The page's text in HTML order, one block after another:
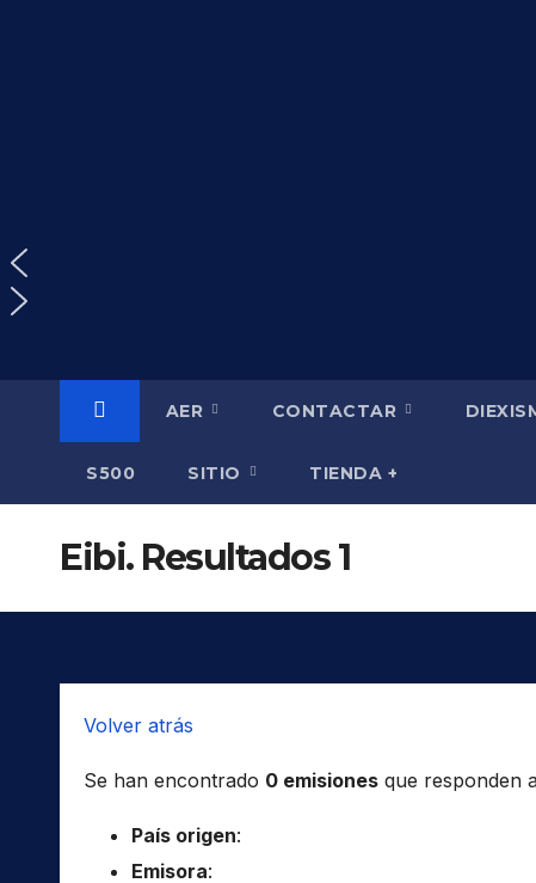
AER CONTACTAR
S500 SITIO TIENDA +
Eibi. Resultados 1
Volver atrás
Se han encontrado 0 emisiones que responden
País origen:
Emisora: